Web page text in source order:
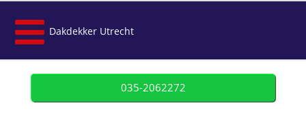
Dakdekker Utrecht
035-2062272